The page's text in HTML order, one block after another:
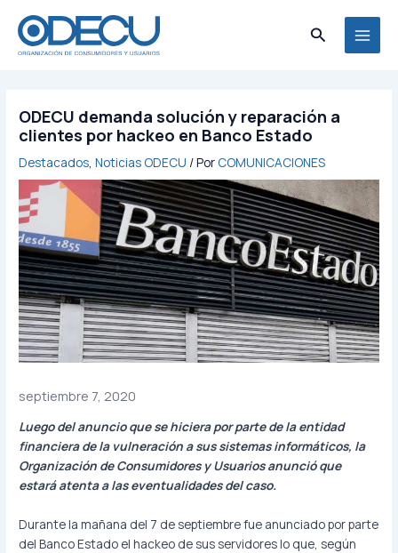
contenido
Buscar
ODECU demanda solución y reparación a
clientes por hackeo en Banco Estado
Destacados,Noticias ODECU / Por COMUNICACIONES
septiembre 7, 2020
Luego del anuncio que se hiciera por parte de la entidad
financiera de la vulneración a sus sistemas informáticos, la
Organización de Consumidores y Usuarios anunció que
estará atenta a las eventualidades del caso.
Durante la mañana del 7 de septiembre fue anunciado por parte
del Banco Estado el hackeo de sus servidores lo que, según